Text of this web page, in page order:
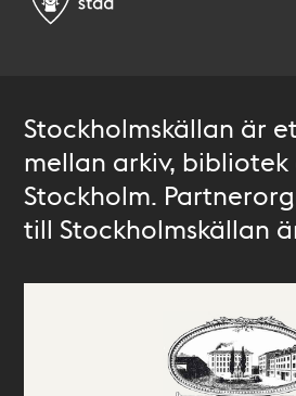
Stockholmskällan är
mellan arkiv, bibliotek
Stockholm.
till Stockholmskällan